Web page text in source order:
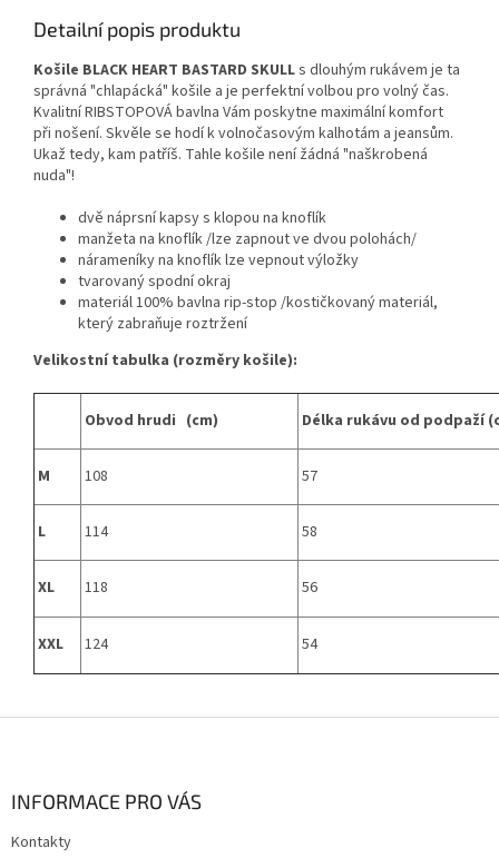
Detailní popis produktu
Košile BLACK HEART BASTARD SKULLs dlouhým rukávem je ta
správná "chlapácká" košile a je perfektní volbou pro volný čas.
Kvalitní RIBSTOPOVÁ bavlna Vám poskytne maximální komfort
při nošení. Skvěle se hodí k volnočasovým kalhotám a jeansům.
Ukaž tedy, kam patříš. Tahle košile není žádná "naškrobená
nuda"!
dvě náprsní kapsy s klopou na knoflík
manžeta na knoflík /lze zapnout ve dvou polohách/
nárameníky na knoflík lze vepnout výložky
tvarovaný spodní okraj
materiál 100% bavlna rip-stop /kostičkovaný materiál,
který zabraňuje roztržení
Velikostní tabulka (rozměry košile):
Obvod hrudi (cm) Délka rukávu od podpaží
M 108 57
L 114 58
XL 118 56
XXL 124 54
INFORMACE PRO VÁS
Kontakty